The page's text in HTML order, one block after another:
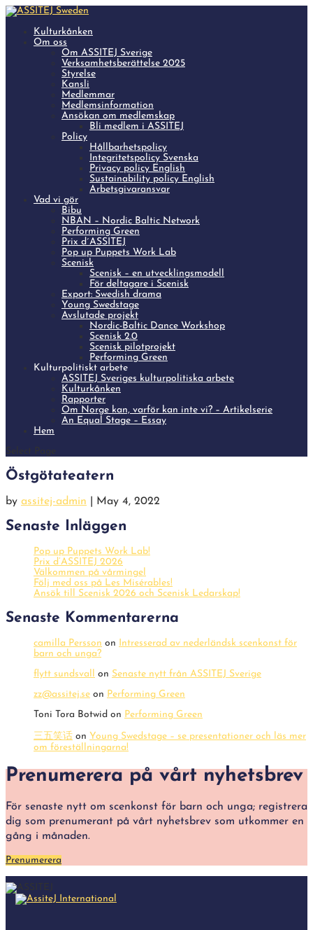
Kulturkånken
Om oss
Om ASSITEJ Sverige
Verksamhetsberättelse 2025
Styrelse
Kansli
Medlemmar
Medlemsinformation
Ansökan om medlemskap
Bli medlem i ASSITEJ
Policy
Hållbarhetspolicy
Integritetspolicy Svenska
Privacy policy English
Sustainability policy English
Arbetsgivaransvar
Vad vi gör
Bibu
NBAN – Nordic Baltic Network
Performing Green
Prix d´ASSITEJ
Pop up Puppets Work Lab
Scenisk
Scenisk – en utvecklingsmodell
För deltagare i Scenisk
Export: Swedish drama
Young Swedstage
Avslutade projekt
Nordic-Baltic Dance Workshop
Scenisk 2.0
Scenisk pilotprojekt
Performing Green
Kulturpolitiskt arbete
ASSITEJ Sveriges kulturpolitiska arbete
Kulturkånken
Rapporter
Om Norge kan, varför kan inte vi? – Artikelserie
An Equal Stage – Essay
Hem
Select Page
Östgötateatern
by assitej-admin May 4, 2022
Senaste Inläggen
Pop up Puppets Work Lab!
Prix d’ASSITEJ 2026
Välkommen på vårmingel
Följ med oss på Les Misérables!
Ansök till Scenisk 2026 och Scenisk Ledarskap!
Senaste Kommentarerna
camilla Persson on
Intresserad av nederländsk scenkonst för
barn och unga?
flytt sundsvall
on Senaste nytt från ASSITEJ Sverige
zz@assitej.se on Performing Green
Toni Tora Botwid on Performing Green
三五笑话 on Young Swedstage – se presentationer och läs mer
om föreställningarna!
Prenumerera på vårt nyhetsbrev
För senaste nytt om scenkonst för barn och unga; registrera
dig som prenumerant på vårt nyhetsbrev som utkommer en
gång i månaden.
Prenumerera